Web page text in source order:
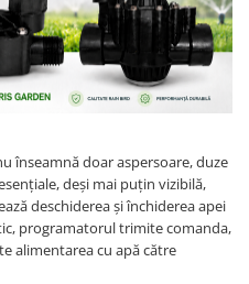
înseamnă doar aspersoare, duze
deși mai puțin vizibilă,
deschiderea și închiderea apei
programatorul trimite comanda,
alimentarea cu apă către